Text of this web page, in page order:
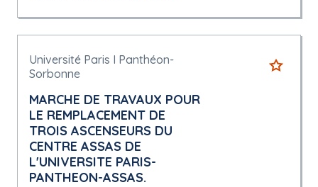
Université Paris I Panthéon-
Sorbonne
MARCHE DE TRAVAUX POUR
LE REMPLACEMENT DE
TROIS ASCENSEURS DU
CENTRE ASSAS DE
L'UNIVERSITE PARIS-
PANTHEON-ASSAS.